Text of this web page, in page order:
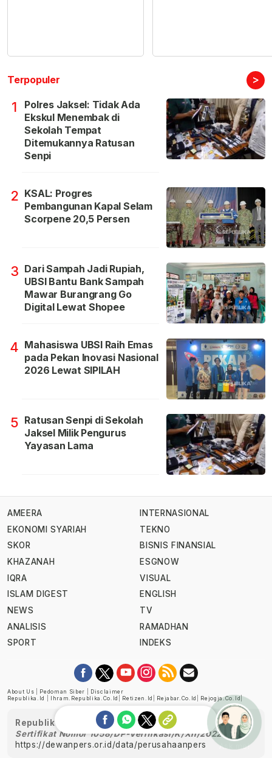
Terpopuler >
1
Polres Jaksel: Tidak Ada
Ekskul Menembak di
Sekolah Tempat
Ditemukannya Ratusan
Senpi
2 KSAL: Progres
Pembangunan Kapal Selam
Scorpene 20,5 Persen
3 Dari Sampah Jadi Rupiah,
UBSI Bantu Bank Sampah
Mawar Burangrang Go
Digital Lewat Shopee
4 Mahasiswa UBSI Raih Emas
pada Pekan Inovasi Nasional
2026 Lewat SIPILAH
5 Ratusan Senpi di Sekolah
Jaksel Milik Pengurus
Yayasan Lama
AMEERA
EKONOMI SYARIAH
SKOR
KHAZANAH
IQRA
ISLAM DIGEST
NEWS
ANALISIS
SPORT
INTERNASIONAL
TEKNO
BISNIS FINANSIAL
ESGNOW
VISUAL
ENGLISH
TV
RAMADHAN
INDEKS
About Us Pedoman Siber
Disclaimer
Republika.id
Ihram.republika.co.id Retizen.id Rejabar.co.id Rejogja.co.id
Republika telah diverifikasi oleh Dewan Pers
Sertifikat Nomor 1058/DP-Verifikasi/K/XII/2022
https://dewanpers.or.id/data/perusahaanpers
Ask me!